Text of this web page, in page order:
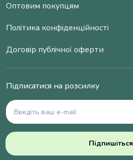
Оптовим покупцям
Політика конфіденційності
Договір публічної оферти
Підписатися на розсилку
Підпишіться